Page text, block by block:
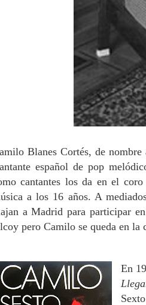
Blanes Cortés, de nombre
español de pop
cantantes los da en el
a los 16 años. A
a Madrid para participar
pero Camilo se queda en la
En